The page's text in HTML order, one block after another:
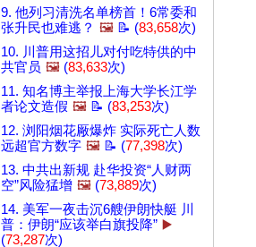
9. 他列习清洗名单榜首！6常委和
张升民也难逃？ 🖼️ 📝 (83,658次)
10. 川普用这招儿对付吃特供的中
共官员 🖼️ (83,633次)
11. 知名博主举报上海大学长江学
者论文造假 🖼️ 📝 (83,253次)
12. 浏阳烟花厰爆炸 实际死亡人数
远超官方数字 🖼️ 📝 (77,398次)
13. 中共出新规 赴华投资“人财两
空”风险猛增 🖼️ (73,889次)
14. 美军一夜击沉6艘伊朗快艇 川
普：伊朗“应该举白旗投降” ▶️
(73,287次)